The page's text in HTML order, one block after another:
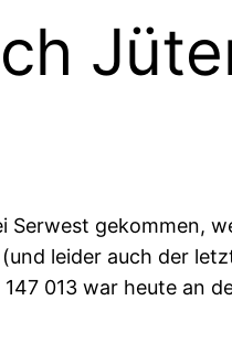
Serwest gekommen,
leider auch der
013 war heute an